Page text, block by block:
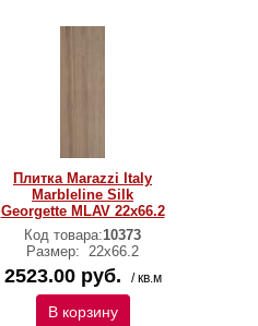
Плитка Marazzi Italy
Marbleline Silk
Georgette MLAV 22х66.2
Код товара:10373
Размер: 22х66.2
2523.00 руб. / кв.м
В корзину